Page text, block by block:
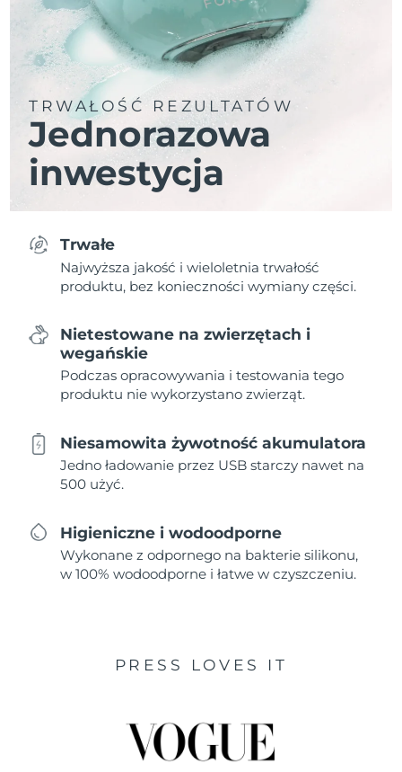
TRWAŁOŚĆ REZULTATÓW
Jednorazowa
inwestycja
Trwałe
Najwyższa jakość i wieloletnia trwałość
produktu, bez konieczności wymiany części.
Nietestowane na zwierzętach i
wegańskie
Podczas opracowywania i testowania tego
produktu nie wykorzystano zwierząt.
Niesamowita żywotność akumulatora
Jedno ładowanie przez USB starczy nawet na
500 użyć.
Higieniczne i wodoodporne
Wykonane z odpornego na bakterie silikonu,
w 100% wodoodporne i łatwe w czyszczeniu.
PRESS LOVES IT